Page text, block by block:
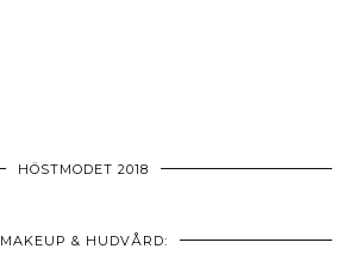
HÖSTMODET 2018
MAKEUP & HUDVÅRD: